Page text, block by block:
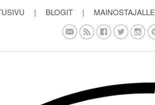
| BLOGIT | MAINOSTAJALLE